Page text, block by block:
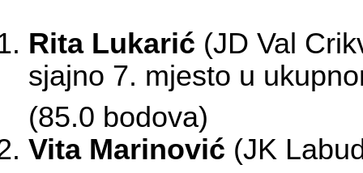
Rita Lukarić (JD Val
sjajno 7. mjesto u
(85.0 bodova)
Vita Marinović (JK